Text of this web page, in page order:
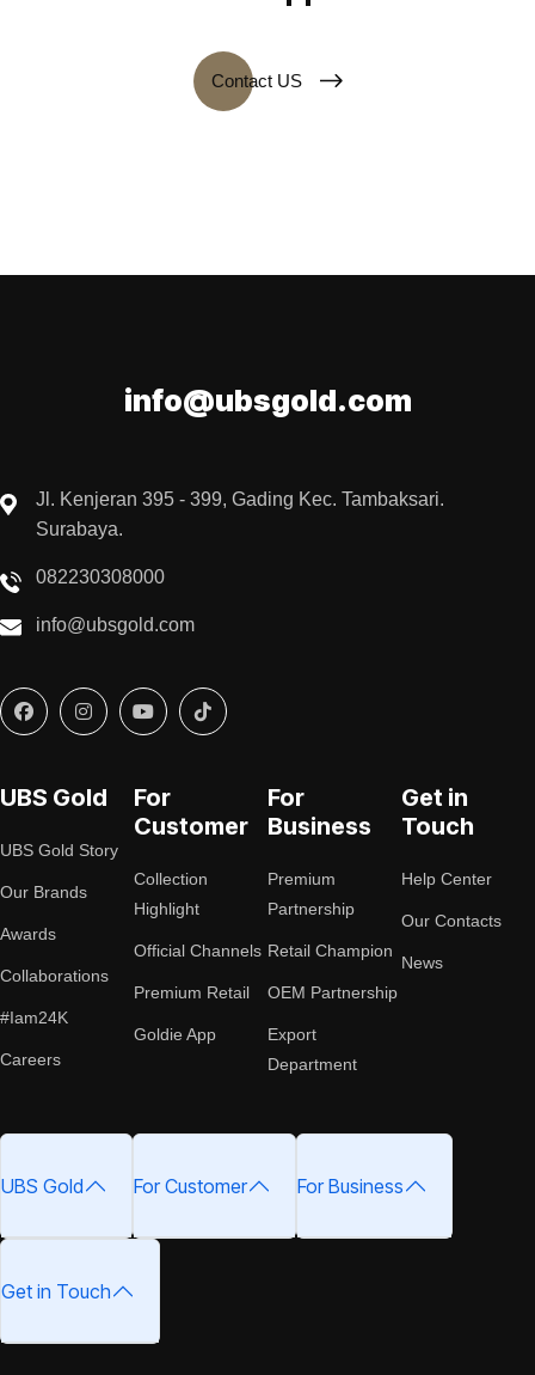
Contact US
info@ubsgold.com
Jl. Kenjeran 395 - 399, Gading Kec. Tambaksari.
Surabaya.
082230308000
info@ubsgold.com
UBS Gold
UBS Gold Story
Our Brands
Awards
Collaborations
#Iam24K
Careers
For
Customer
Collection
Highlight
Official Channels
Premium Retail
Goldie App
For
Business
Premium
Partnership
Retail Champion
OEM Partnership
Export
Department
Get in
Touch
Help Center
Our Contacts
News
UBS Gold For Customer For Business
Get in Touch